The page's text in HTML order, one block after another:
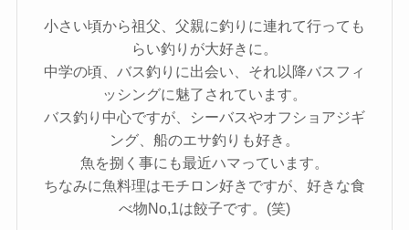
小さい頃から祖父、父親に釣りに連れて行っても
らい釣りが大好きに。
中学の頃、バス釣りに出会い、それ以降バスフィ
ッシングに魅了されています。
バス釣り中心ですが、シーバスやオフショアジギ
ング、船のエサ釣りも好き。
魚を捌く事にも最近ハマっています。
ちなみに魚料理はモチロン好きですが、好きな食
べ物No,1は餃子です。(笑)